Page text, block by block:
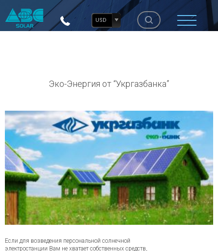
USD
Эко-Энергия от “Укргазбанка”
Если для возведения персональной солнечной
электростанции Вам не хватает собственных средств,